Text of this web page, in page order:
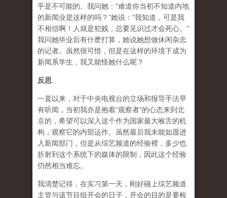
乎是不可能的。我问她：“难道你当初不知道内地
的新闻业是这样的吗？”她说：“我知道，可是我
不相信啊！人就是犯贱，总要见识过才会死心。”
我问她毕业后有什麽打算，她说她想做休闲杂志
的记者。虽然很可惜，但是在这样的环境下成为
新闻系学生，我又能怪她什么呢？
反思
一直以来，对于中央电视台的立场和报导手法早
有听闻，当初我亦是抱着“观察者”的心态来到北
京的，希望可以深入这个作为国家最大喉舌的机
构，观察它的内部运作。虽然最后我未能如愿进
入新闻部门，但是从综艺频道的经验裡，多少也
折射到这个系统下的媒体的限制，因此这个经验
仍然相当难忘。
我清楚记得，在实习第一天，刚好碰上综艺频道
主管与该节目组开会的日子，开会的目的是要检